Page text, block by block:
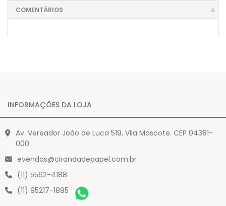
COMENTÁRIOS
INFORMAÇÕES DA LOJA
Av. Vereador João de Luca 519, Vila Mascote. CEP 04381-
000
evendas@cirandadepapel.com.br
(11) 5562-4188
(11) 95217-1895